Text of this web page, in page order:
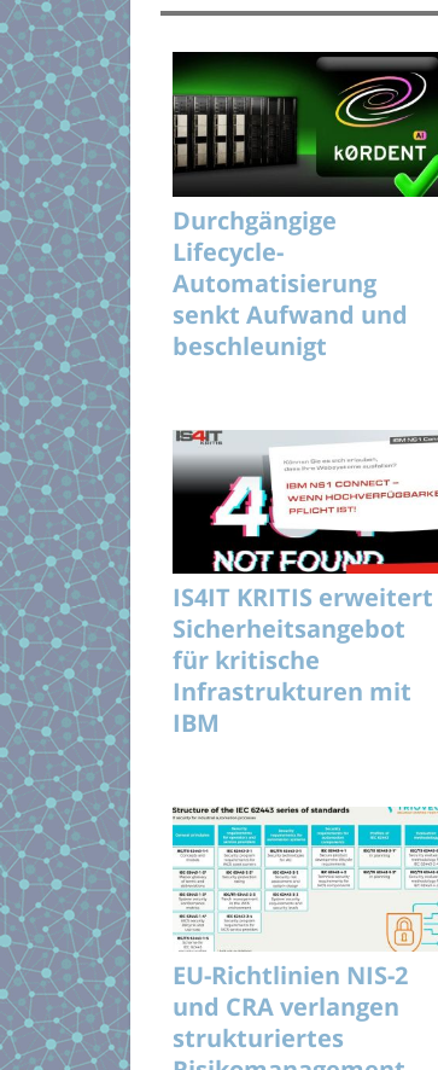
Durchgängige
Lifecycle-
Automatisierung
senkt Aufwand und
beschleunigt
IS4IT KRITIS erweitert
Sicherheitsangebot
für kritische
Infrastrukturen mit
IBM
EU-Richtlinien NIS-2
und CRA verlangen
strukturiertes